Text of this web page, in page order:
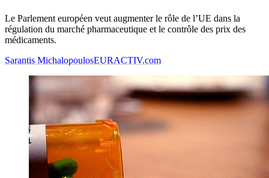
Le Parlement européen veut augmenter le rôle de l’UE dans la
régulation du marché pharmaceutique et le contrôle des prix des
médicaments.
Sarantis MichalopoulosEURACTIV.com